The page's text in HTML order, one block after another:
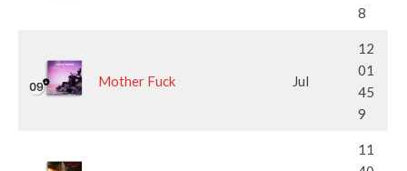
8
Mother Fuck Jul
12
01
45
9
11